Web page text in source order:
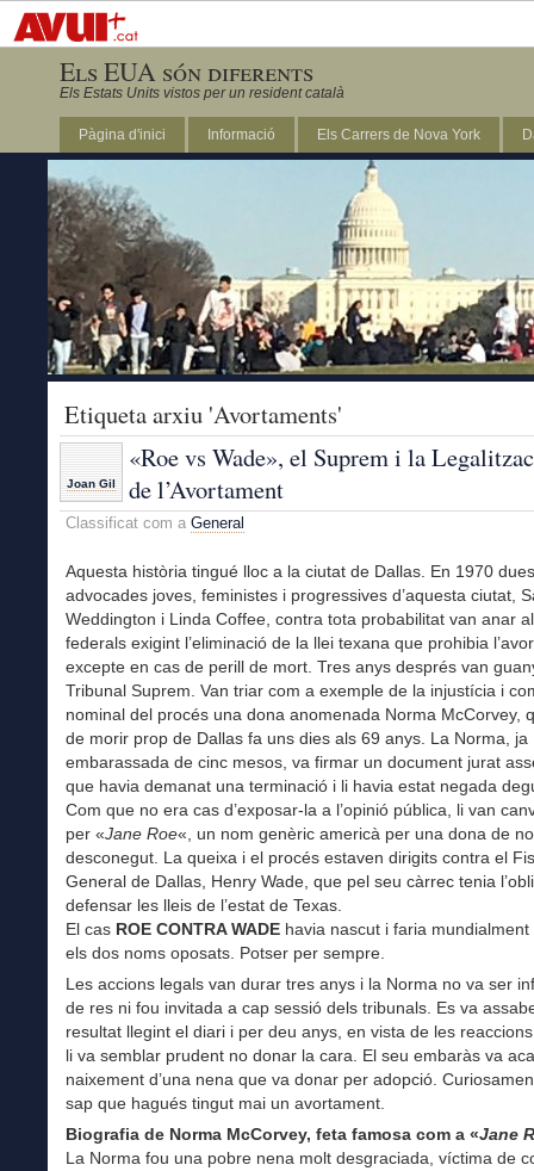
Els EUA són diferents
Els Estats Units vistos per un resident català
Pàgina d'inici Informació Els Carrers de Nova York
Etiqueta arxiu 'Avortaments'
Joan Gil
«Roe vs Wade», el Suprem i la
de l’Avortament
Classificat com a General
Aquesta història tingué lloc a la ciutat de Dallas. En 1970 dues
advocades joves, feministes i progressives d’aquesta ciutat,
Weddington i Linda Coffee, contra tota probabilitat van anar
federals exigint l’eliminació de la llei texana que prohibia
excepte en cas de perill de mort. Tres anys després van
Tribunal Suprem. Van triar com a exemple de la injustícia i
nominal del procés una dona anomenada Norma McCorvey,
de morir prop de Dallas fa uns dies als 69 anys. La Norma, ja
embarassada de cinc mesos, va firmar un document jurat
que havia demanat una terminació i li havia estat negada
Com que no era cas d’exposar-la a l’opinió pública, li van
per «Jane Roe«, un nom genèric americà per una dona de
desconegut. La queixa i el procés estaven dirigits contra el
General de Dallas, Henry Wade, que pel seu càrrec tenia
defensar les lleis de l’estat de Texas.
El cas ROE CONTRA WADE havia nascut i faria mundialment
els dos noms oposats. Potser per sempre.
Les accions legals van durar tres anys i la Norma no va ser
de res ni fou invitada a cap sessió dels tribunals. Es va
resultat llegint el diari i per deu anys, en vista de les
li va semblar prudent no donar la cara. El seu embaràs va
naixement d’una nena que va donar per adopció.
sap que hagués tingut mai un avortament.
Biografia de Norma McCorvey, feta famosa com a «Jane
La Norma fou una pobre nena molt desgraciada, víctima de